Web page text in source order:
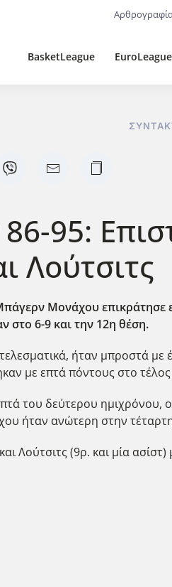
BasketLeague EuroLeague
95:
Λούτσιτς
Μονάχου επικράτησε
στο 6-9 και την 12η θέση.
ήταν μπροστά με
με επτά πόντους στο
του δεύτερου ημιχρόνου,
ήταν ανώτερη στην
Λούτσιτς (9ρ. και μία